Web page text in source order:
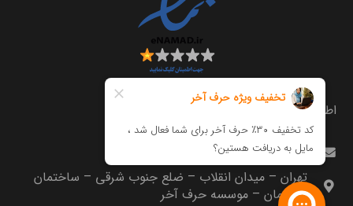
اطلاعات تماس
info@harfeakhar.com
تهران – میدان انقلاب – ضلع جنوب شرقی – ساختمان
مترجمان – موسسه حرف آخر